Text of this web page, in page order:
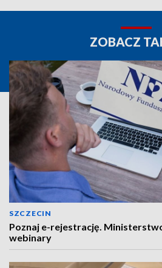
ZOBACZ
SZCZECIN
Poznaj e-rejestrację.
webinary